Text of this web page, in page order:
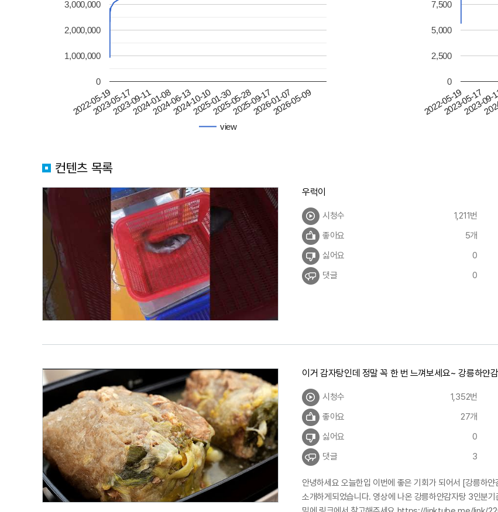
view
2022-05-19
2023-05-172023-09-112024-01-082024-06-132024-10-102025-01-302025-05-282025-09-172026-01-07
2026-05-09
0
1,000,000
2,000,000
3,000,000
2022-05-19
2023-05-17
2023-
0
2,500
5,000
7,500
컨텐츠 목록
우럭이
시청수
1,211번
좋아요
5개
싫어요
0
댓글
0
이거 감자탕인데 정말 꼭 한 번 느껴보세요~ 강릉하얀
시청수
1,352번
좋아요
27개
싫어요
0
댓글
3
안녕하세요 오늘한입 이번에 좋은 기회가 되어서 [강릉하
소개하게되었습니다. 영상에 나온 강릉하얀감자탕 3인분